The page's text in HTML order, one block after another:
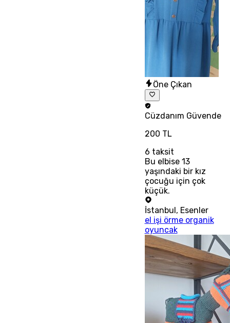
Öne Çıkan
Cüzdanım Güvende
200 TL
6 taksit
Bu elbise 13
yaşındaki bir kız
çocuğu için çok
küçük.
İstanbul, Esenler
el işi örme organik
oyuncak